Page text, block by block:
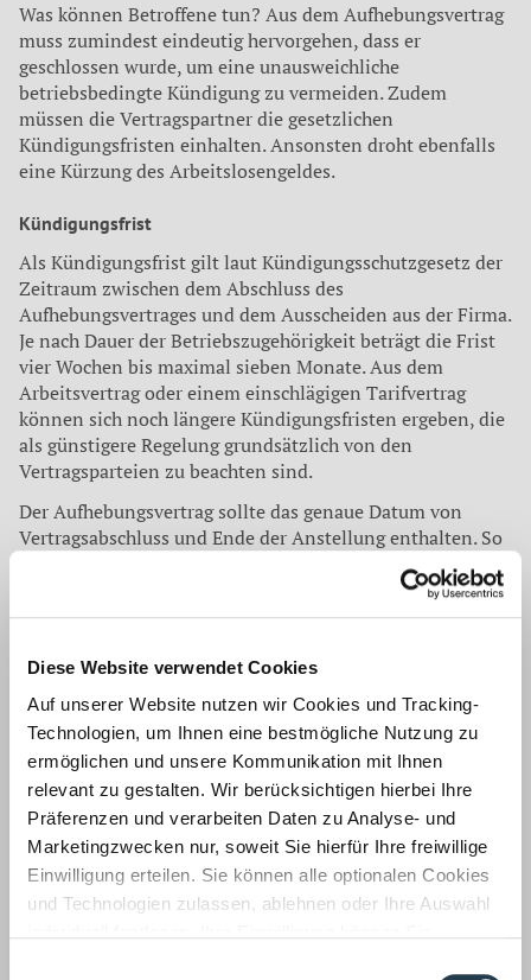
Diese Website verwendet Cookies
Auf unserer Website nutzen wir Cookies und Tracking-
Technologien, um Ihnen eine bestmögliche Nutzung zu
ermöglichen und unsere Kommunikation mit Ihnen
relevant zu gestalten. Wir berücksichtigen hierbei Ihre
Präferenzen und verarbeiten Daten zu Analyse- und
Marketingzwecken nur, soweit Sie hierfür Ihre freiwillige
Einwilligung erteilen. Sie können alle optionalen Cookies
und Technologien zulassen, ablehnen oder Ihre Auswahl
Was können Betroffene tun? Aus dem Aufhebungsvertrag
muss zumindest eindeutig hervorgehen, dass er
geschlossen wurde, um eine unausweichliche
betriebsbedingte Kündigung zu vermeiden. Zudem
müssen die Vertragspartner die gesetzlichen
Kündigungsfristen einhalten. Ansonsten droht ebenfalls
eine Kürzung des Arbeitslosengeldes.
Kündigungsfrist
Als Kündigungsfrist gilt laut Kündigungsschutzgesetz der
Zeitraum zwischen dem Abschluss des
Aufhebungsvertrages und dem Ausscheiden aus der Firma.
Je nach Dauer der Betriebszugehörigkeit beträgt die Frist
vier Wochen bis maximal sieben Monate. Aus dem
Arbeitsvertrag oder einem einschlägigen Tarifvertrag
können sich noch längere Kündigungsfristen ergeben, die
als günstigere Regelung grundsätzlich von den
Vertragsparteien zu beachten sind.
Der Aufhebungsvertrag sollte das genaue Datum von
Vertragsabschluss und Ende der Anstellung enthalten. So
ist gewährleistet, dass die Arbeitsagentur die Einhaltung
der Kündigungsfrist eindeutig nachvollziehen kann." Aber
selbst wenn man sich daran hält, verbleibt das Restrisiko
Wann ein Anspruch auf Abfindung besteht
Ein Anspruch auf Abfindung besteht nur in bestimmten
Fällen. Etwa wenn sie im Tarifvertrag, in der
Betriebsvereinbarung oder im Sozialplan verankert ist.
Laut Kündigungsschutzgesetz besteht bei einer
betriebsbedingten Kündigung die Möglichkeit, im
Kündigungsschreiben eine Abfindung anzubieten. Diese
beträgt nach § 1a KSchG 0,5 Monatsverdienste für jedes
Jahr des Bestehens des Arbeitsverhältnisses.